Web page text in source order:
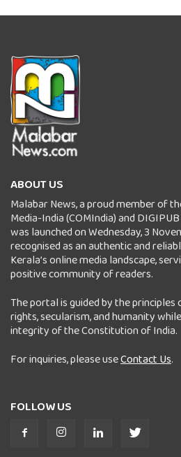
ABOUT US
Malabar News, a proud member of
Media-India (COMIndia) and
was launched on Wednesday, 3
recognised as an authentic and
Kerala’s online media landscape,
positive community of readers.
The portal is guided by the principles
rights, secularism, and humanity
integrity of the Constitution of India.
For inquiries, please useContact Us.
FOLLOW US